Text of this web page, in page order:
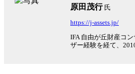
原田茂行氏
https://j-assets.jp/
IFA 自由が丘財産コ
ザー経験を経て、